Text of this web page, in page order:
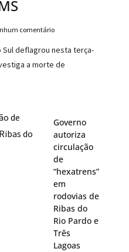
comentário
Sul deflagrou nesta terça-
a morte de
Governo
autoriza
circulação
de
“hexatrens”
em
rodovias de
Ribas do
Rio Pardo e
Três
Lagoas